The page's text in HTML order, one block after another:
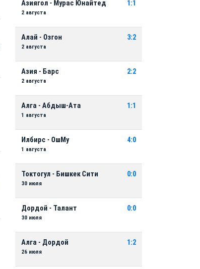
Азиягол - Мурас Юнайтед
2 августа
1:1
Алай - Озгон
2 августа
3:2
Азия - Барс
2 августа
2:2
Алга - Абдыш-Ата
1 августа
1:1
Илбирс - ОшМу
1 августа
4:0
Токтогул - Бишкек Сити
30 июля
0:0
Дордой - Талант
30 июля
0:0
Алга - Дордой
26 июля
1:2